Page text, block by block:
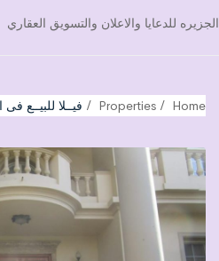
الجزيره للدعايا والاعلان والتسويق العقاري
Home
Properties فيــلا للبيــع